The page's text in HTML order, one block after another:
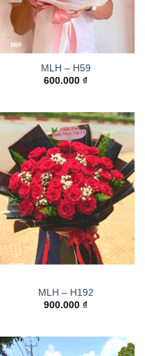
MLH – H59
600.000 ₫
MLH – H192
900.000 ₫